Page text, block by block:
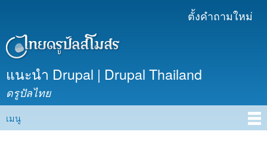
เนื้อหา
ตั้งคำถามใหม่
แนะนำ Drupal | Drupal Thailand
ดรูปัลไทย
Main menu
เมนู